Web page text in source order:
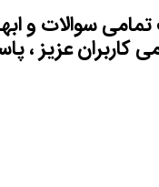
سوالات و
کاربران عزیز ،